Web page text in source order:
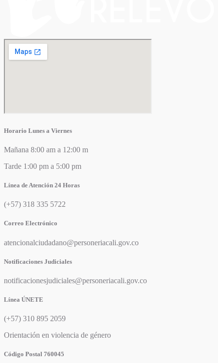
Horario Lunes a Viernes
Mañana 8:00 am a 12:00 m
Tarde 1:00 pm a 5:00 pm
Línea de Atención 24 Horas
(+57) 318 335 5722
Correo Electrónico
atencionalciudadano@personeriacali.gov.co
Notificaciones Judiciales
notificacionesjudiciales@personeriacali.gov.co
Línea ÚNETE
(+57) 310 895 2059
Orientación en violencia de género
Código Postal 760045